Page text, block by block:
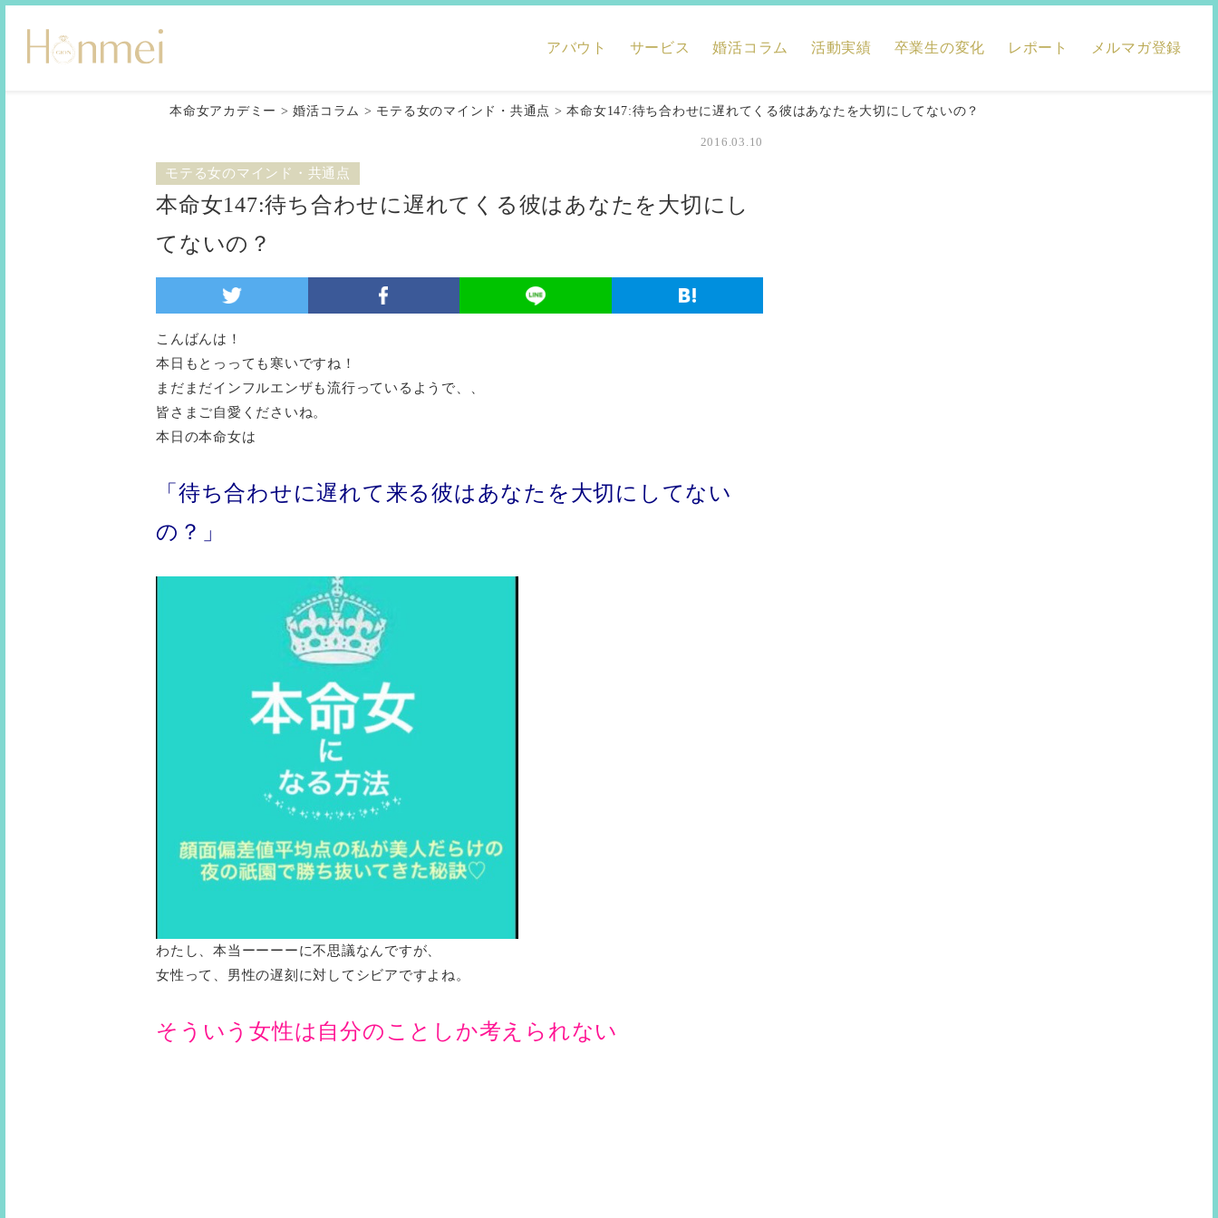
アバウト サービス 婚活コラム 活動実績 卒業生の変化 レポート メルマガ登録
本命女アカデミー >婚活コラム > モテる女のマインド・共通点 >本命女147:待ち合わせに遅れてくる彼はあなたを大切にしてないの？
2016.03.10
モテる女のマインド・共通点
本命女147:待ち合わせに遅れてくる彼はあなたを大切にし
てないの？
こんばんは！
本日もとっっても寒いですね！
まだまだインフルエンザも流行っているようで、、
皆さまご自愛くださいね。
本日の本命女は
「待ち合わせに遅れて来る彼はあなたを大切にしてない
の？」
わたし、本当ーーーーに不思議なんですが、
女性って、男性の遅刻に対してシビアですよね。
そういう女性は自分のことしか考えられない